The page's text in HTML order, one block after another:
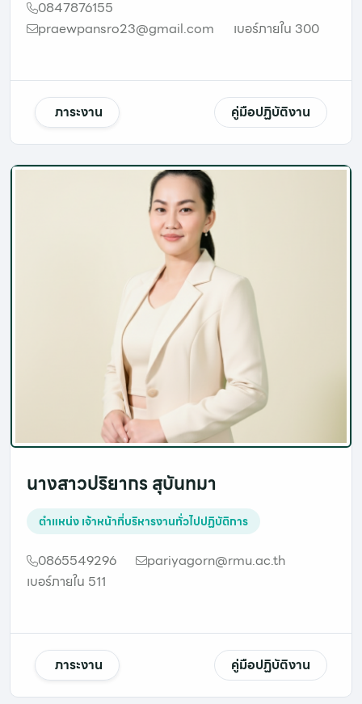
0847876155
praewpansro23@gmail.com
เบอร์ภายใน 300
ภาระงาน คู่มือปฏิบัติงาน
นางสาวปริยากร สุบันทมา
ตำแหน่งเจ้าหน้าที่บริหารงานทั่วไปปฏิบัติการ
0865549296
pariyagorn@rmu.ac.th
เบอร์ภายใน 511
ภาระงาน คู่มือปฏิบัติงาน